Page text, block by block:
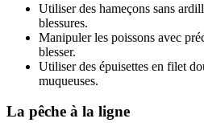
Utiliser des hameçons sans
blessures.
Manipuler les poissons avec
blesser.
Utiliser des épuisettes en filet
muqueuses.
La pêche à la ligne